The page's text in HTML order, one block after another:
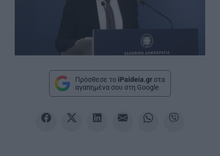
Πρόσθεσε το iPaideia.gr στα
αγαπημένα σου στη Google